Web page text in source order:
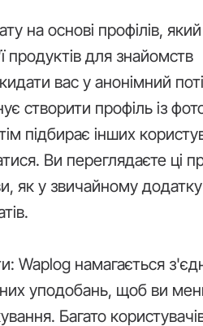
на основі профілів, який
продуктів для знайомств
вас у анонімний
створити профіль із
підбирає інших
Ви переглядаєте ці
як у звичайному
Waplog намагається
уподобань, щоб ви
Багато